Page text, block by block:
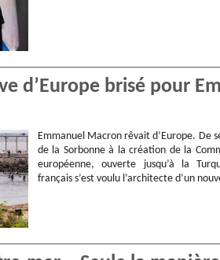
d’Europe brisé pour
Emmanuel Macron rêvait d’Europe. De
de la Sorbonne à la création de la
européenne, ouverte jusqu’à la
français s’est voulu l’architecte d’un